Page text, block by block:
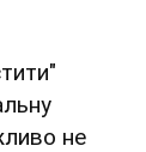
не